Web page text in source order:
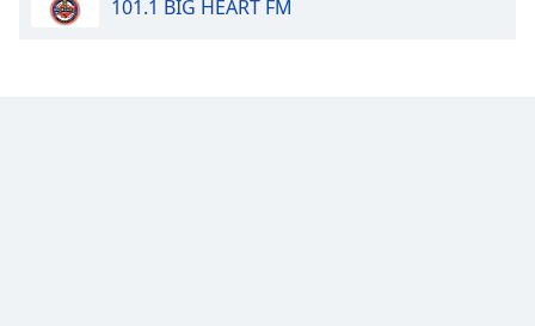
101.1 BIG HEART FM